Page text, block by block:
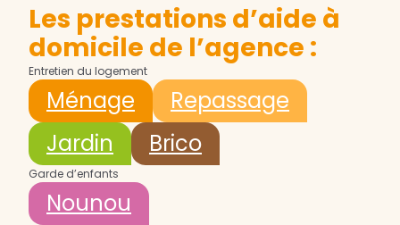
Les prestations d’aide à
domicile de l’agence :
Entretien du logement
Ménage
Repassage
Jardin
Brico
Garde d’enfants
Nounou